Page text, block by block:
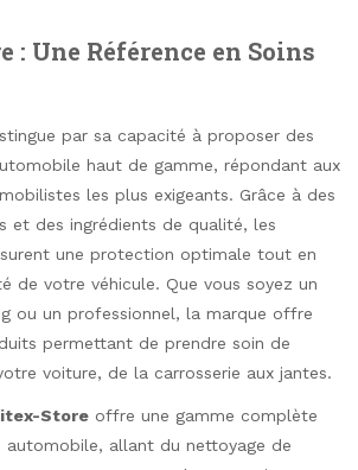
: Une Référence en Soins
par sa capacité à proposer des
haut de gamme, répondant aux
les plus exigeants. Grâce à des
et des ingrédients de qualité, les
une protection optimale tout en
de votre véhicule. Que vous soyez un
ou un professionnel, la marque offre
permettant de prendre soin de
voiture, de la carrosserie aux jantes.
Store offre une gamme complète
automobile, allant du nettoyage de